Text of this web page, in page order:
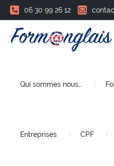
06 30 99 26 12
Qui sommes nous…
Entreprises CPF